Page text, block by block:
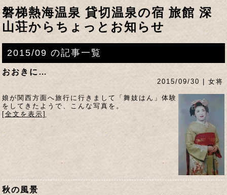
磐梯熱海温泉 貸切温泉の宿 旅館 深
山荘からちょっとお知らせ
2015/09 の記事一覧
おおきに…
2015/09/30 | 女将
娘が関西方面へ旅行に行きまして「舞妓はん」体験
をしてきたようで、こんな写真を。
[全文を表示]
秋の風景